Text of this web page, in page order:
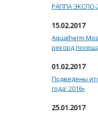
РАППА ЭКСПО-
15.02.2017
Aquatherm
рекорд
01.02.2017
Подведены
года' 2016»
25.01.2017